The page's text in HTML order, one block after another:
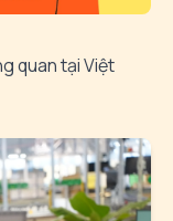
quan tại Việt